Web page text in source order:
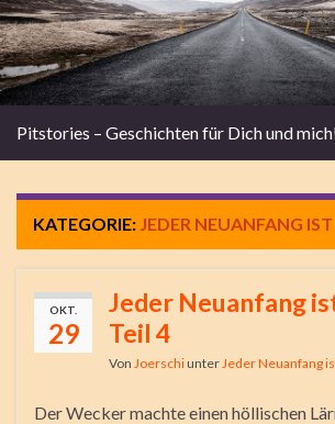
Pitstories – Geschichten für Dich und
KATEGORIE: JEDER NEUANFANG
OKT.
29
Jeder Neuanfang
Teil 4
Von Joerschiunter Jeder Neuanfang
Der Wecker machte einen höllischen